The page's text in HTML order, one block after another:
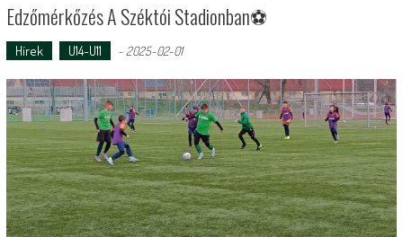
Edzőmérkőzés A Széktói Stadionban⚽️
Hírek U14-U11 - 2025-02-01